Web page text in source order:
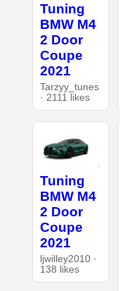
Tuning
BMW M4
2 Door
Coupe
2021
Tarzyy_tunes
· 2111 likes
Tuning
BMW M4
2 Door
Coupe
2021
ljwilley2010 ·
138 likes